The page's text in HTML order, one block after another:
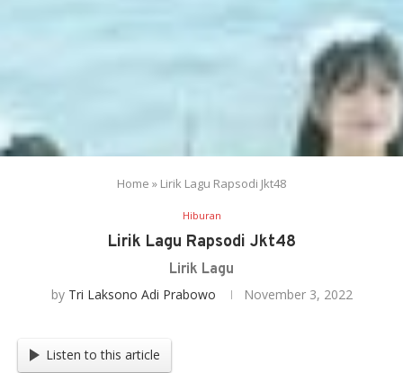
Home » Lirik Lagu Rapsodi Jkt48
Hiburan
Lirik Lagu Rapsodi Jkt48
Lirik Lagu
by Tri Laksono Adi Prabowo November 3, 2022
Listen to this article